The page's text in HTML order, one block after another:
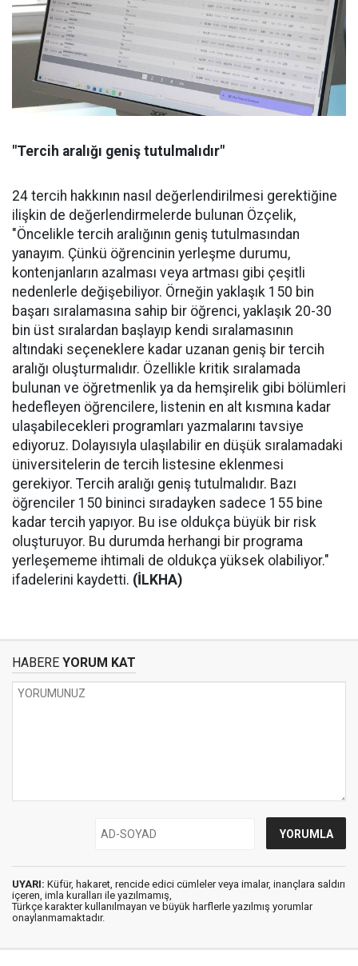
"Tercih aralığı geniş tutulmalıdır"
24 tercih hakkının nasıl değerlendirilmesi gerektiğine
ilişkin de değerlendirmelerde bulunan Özçelik,
"Öncelikle tercih aralığının geniş tutulmasından
yanayım. Çünkü öğrencinin yerleşme durumu,
kontenjanların azalması veya artması gibi çeşitli
nedenlerle değişebiliyor. Örneğin yaklaşık 150 bin
başarı sıralamasına sahip bir öğrenci, yaklaşık 20-30
bin üst sıralardan başlayıp kendi sıralamasının
altındaki seçeneklere kadar uzanan geniş bir tercih
aralığı oluşturmalıdır. Özellikle kritik sıralamada
bulunan ve öğretmenlik ya da hemşirelik gibi bölümleri
hedefleyen öğrencilere, listenin en alt kısmına kadar
ulaşabilecekleri programları yazmalarını tavsiye
ediyoruz. Dolayısıyla ulaşılabilir en düşük sıralamadaki
üniversitelerin de tercih listesine eklenmesi
gerekiyor. Tercih aralığı geniş tutulmalıdır. Bazı
öğrenciler 150 bininci sıradayken sadece 155 bine
kadar tercih yapıyor. Bu ise oldukça büyük bir risk
oluşturuyor. Bu durumda herhangi bir programa
yerleşememe ihtimali de oldukça yüksek olabiliyor."
ifadelerini kaydetti. (İLKHA)
HABERE YORUM KAT
UYARI: Küfür, hakaret, rencide edici cümleler veya imalar, inançlara saldırı
içeren, imla kuralları ile yazılmamış,
Türkçe karakter kullanılmayan ve büyük harflerle yazılmış yorumlar
onaylanmamaktadır.